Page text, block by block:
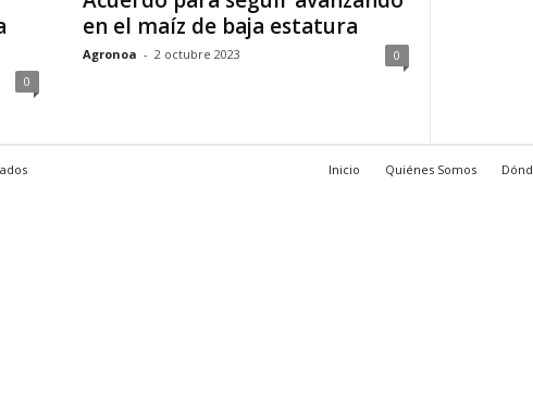
0
en el maíz de baja estatura
Agronoa - 2 octubre 2023 0
Inicio Quiénes Somos